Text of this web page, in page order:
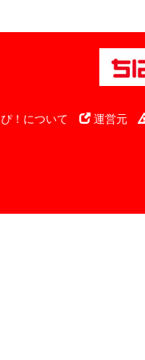
！について 運営元